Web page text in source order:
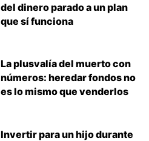
del dinero parado a un plan
que sí funciona
La plusvalía del muerto con
números: heredar fondos no
es lo mismo que venderlos
Invertir para un hijo durante